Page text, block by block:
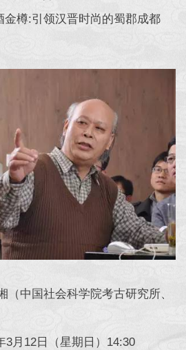
金樽:引领汉晋时尚的蜀郡成都
（中国社会科学院考古研究所、
3月12日（星期日）14:30